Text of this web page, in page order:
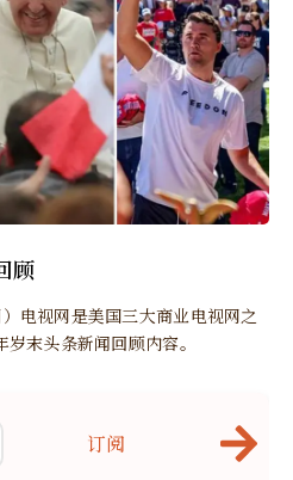
顾
电视网是美国三大商业电视网之
末头条新闻回顾内容。
订阅